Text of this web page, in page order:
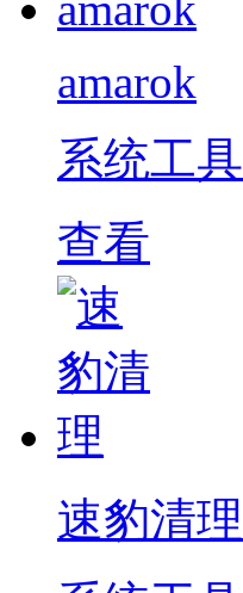
amarok
系统工具
查看
速豹清理